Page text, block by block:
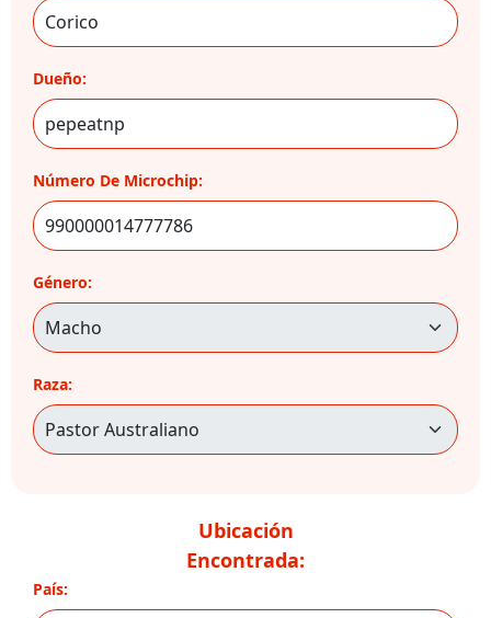
Dueño:
Número De Microchip:
Género:
Raza:
Ubicación
Encontrada:
País: